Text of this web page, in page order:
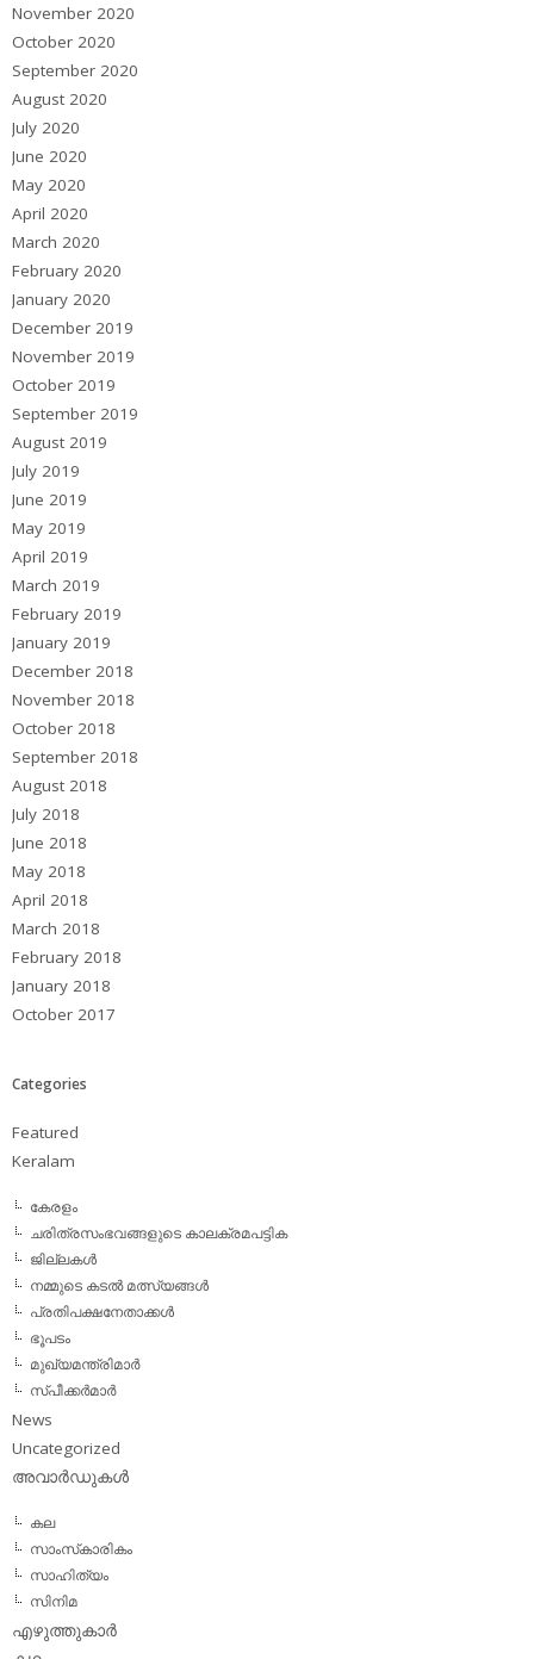
November 2020
October 2020
September 2020
August 2020
July 2020
June 2020
May 2020
April 2020
March 2020
February 2020
January 2020
December 2019
November 2019
October 2019
September 2019
August 2019
July 2019
June 2019
May 2019
April 2019
March 2019
February 2019
January 2019
December 2018
November 2018
October 2018
September 2018
August 2018
July 2018
June 2018
May 2018
April 2018
March 2018
February 2018
January 2018
October 2017
Categories
Featured
Keralam
കേരളം
ചരിത്രസംഭവങ്ങളുടെ കാലക്രമപട്ടിക
ജില്ലകള്‍
നമ്മുടെ കടല്‍ മത്സ്യങ്ങള്‍
പ്രതിപക്ഷനേതാക്കള്‍
ഭൂപടം
മുഖ്യമന്ത്രിമാര്‍
സ്പീക്കര്‍മാര്‍
News
Uncategorized
അവാര്‍ഡുകള്‍
കല
സാംസ്‌കാരികം
സാഹിത്യം
സിനിമ
എഴുത്തുകാര്‍